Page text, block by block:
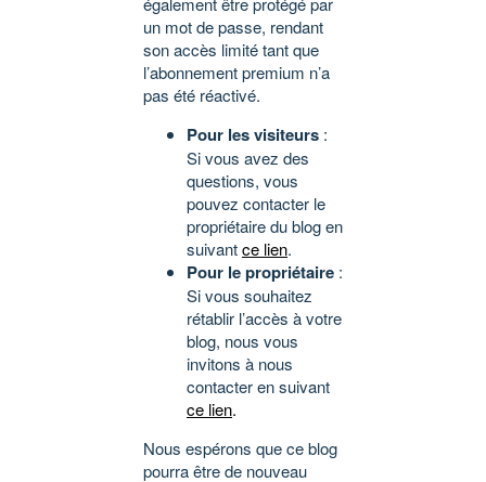
un mot de passe, rendant
son accès limité tant que
l’abonnement premium n’a
pas été réactivé.
Pour les visiteurs :
Si vous avez des
questions, vous
pouvez contacter le
propriétaire du blog en
suivantce lien.
Pour le propriétaire :
Si vous souhaitez
rétablir l’accès à votre
blog, nous vous
invitons à nous
contacter en suivant
ce lien.
Nous espérons que ce blog
pourra être de nouveau